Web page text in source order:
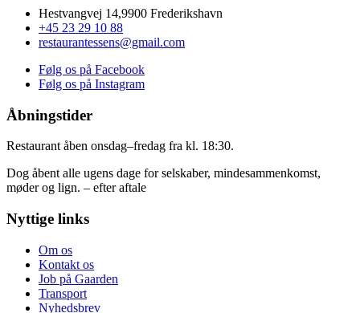
Hestvangvej 14,9900 Frederikshavn
+45 23 29 10 88
restaurantessens@gmail.com
Følg os på Facebook
Følg os på Instagram
Åbningstider
Restaurant åben onsdag–fredag fra kl. 18:30.
Dog åbent alle ugens dage for selskaber, mindesammenkomst,
møder og lign. – efter aftale
Nyttige links
Om os
Kontakt os
Job på Gaarden
Transport
Nyhedsbrev